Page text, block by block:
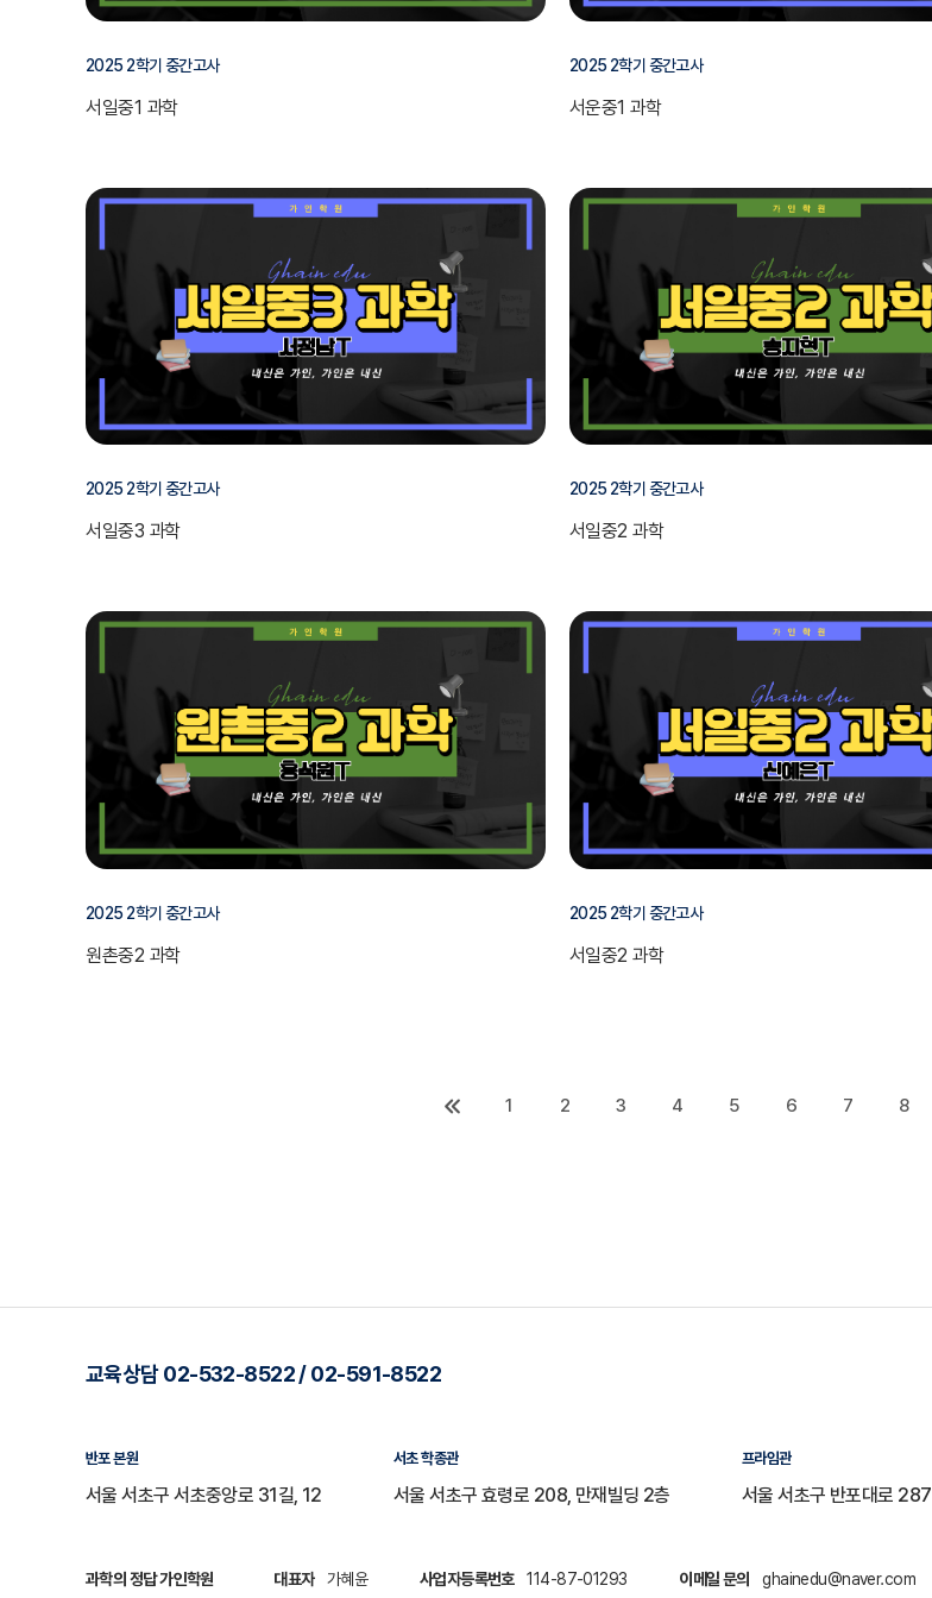
2025 2학기 중간고사
서일중1 과학
2025 2학기 중간고사
서운중1 과학
2025 2학기 중간고사
서일중3 과학
2025 2학기 중간고사
서일중2 과학
2025 2학기 중간고사
원촌중2 과학
2025 2학기 중간고사
서일중2 과학
1 2 3 4 5 6 7 8
교육상담 02-532-8522 / 02-591-8522
반포 본원
서울 서초구 서초중앙로 31길, 12
서초 학종관
서울 서초구 효령로 208, 만재빌딩 2층
프라임관
서울 서초구 반포대로 287
과학의 정답 가인학원 대표자 가혜윤 사업자등록번호 114-87-01293 이메일 문의 ghainedu@naver.com